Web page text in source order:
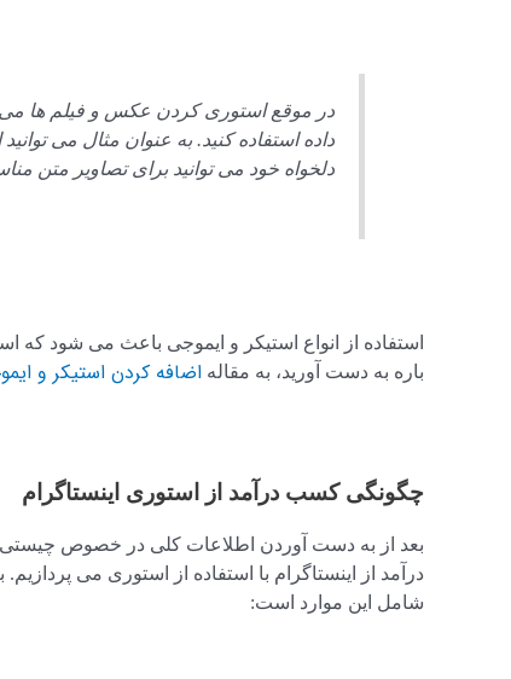
در موقع استوری کردن عکس و فیلم ها می
داده استفاده کنید. به عنوان مثال می
دلخواه خود می توانید برای تصاویر متن
استفاده از انواع استیکر و ایموجی باعث می شود که
باره به دست آورید، به مقاله اضافه کردن استیکر و
چگونگی کسب درآمد از استوری اینستاگرام
بعد از به دست آوردن اطلاعات کلی در خصوص چیستی
درآمد از اینستاگرام با استفاده از استوری می
شامل این موارد است: